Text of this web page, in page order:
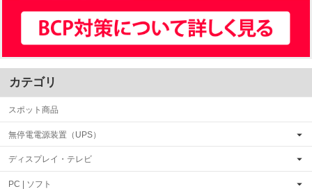
カテゴリ
スポット商品
無停電電源装置（UPS）
ディスプレイ・テレビ
PC | ソフト